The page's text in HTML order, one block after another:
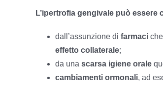
L’ipertrofia gengivale può
dall’assunzione di farmaciche
effetto collaterale;
da una scarsa igiene orale
cambiamenti ormonali, ad